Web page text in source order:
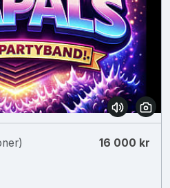
16 000 kr